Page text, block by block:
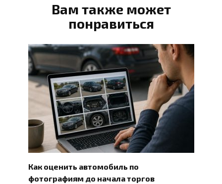
Вам также может
понравиться
Как оценить автомобиль по
фотографиям до начала торгов